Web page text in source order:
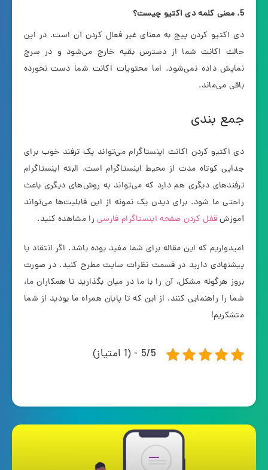
5. معنی کلمه دی اکتیو چیست؟
دی اکتیو کردن پیج به معنای غیر فعال کردن آن است. در این
حالت اکانت شما از دسترس بقیه خارج می‌شود و در سرچ
نمایش داده نمی‌شود. اما محتویات اکانت شما دست نخورده
باقی می‌ماند.
جمع بندی
دی اکتیو کردن اکانت اینستاگرام می‌تواند یک ترفند خوب برای
جدایی کوتاه مدت از محیط اینستاگرام است. البته اینستاگرام
ترفندهای دیگری هم دارد که می‌تواند به روش‌های دیگری باعث
راحتی ما شود. برای دیدن یک نمونه از این قابلیت‌ها می‌تواند
آموزشقفل کردن صفحه اینستاگرام فارسیرا مشاهده کنید.
امیدواریم که این مقاله برای شما مفید بوده باشد. اگر انتقاد یا
پیشنهادی دارید در قسمت نظرات سایت مطرح کنید. در صورت
بروز هرگونه مشکل، آن را با ما در میان بگذارید تا همکاران ما،
شما را راهنمایی کنند. از این که تا پایان همراه ما بودید از شما
متشکریم!
5/5 - (1 امتیاز)